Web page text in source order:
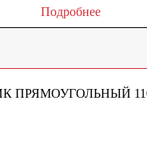
Подробнее
ПРЯМОУГОЛЬНЫЙ